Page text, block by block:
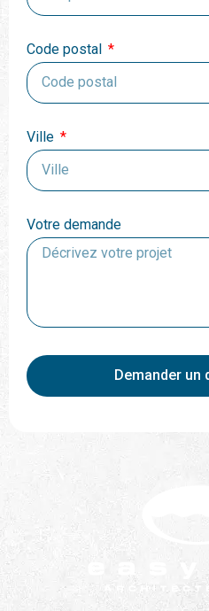
Code postal
Ville
Votre demande
Demander un